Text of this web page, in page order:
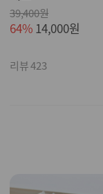
39,400원
64% 14,000원
리뷰 423